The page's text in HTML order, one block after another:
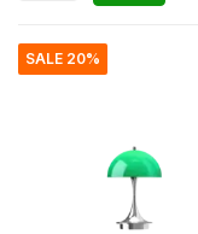
SALE 20%